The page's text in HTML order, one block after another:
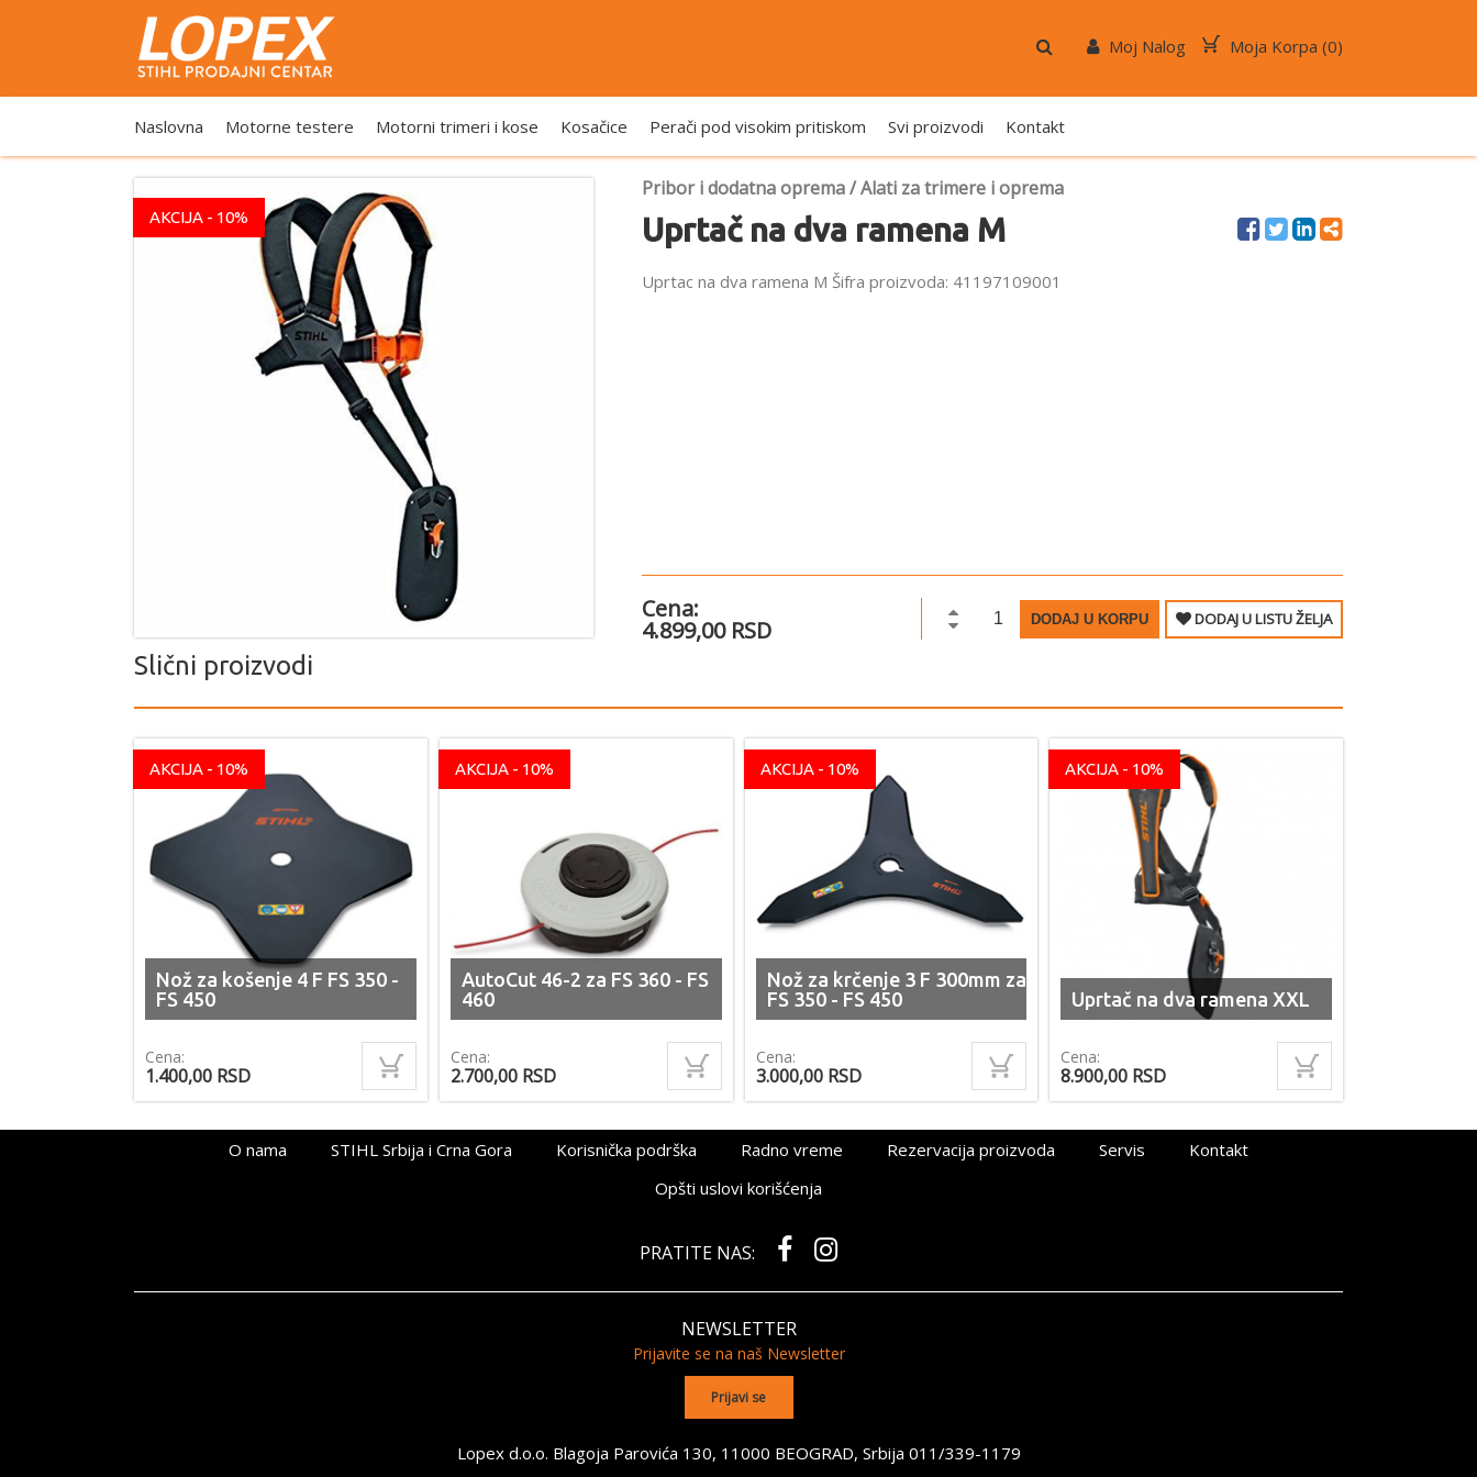
Moja Korpa (0)
Moj Nalog
Naslovna Motorne testere Motorni trimeri i kose Kosačice Perači pod visokim pritiskom Svi proizvodi Kontakt
AKCIJA - 10%
Pribor i dodatna oprema/Alati za trimere i oprema
Uprtač na dva ramena M
Uprtac na dva ramena M Šifra proizvoda: 41197109001
Cena:
4.899,00 RSD DODAJ U KORPU DODAJ U LISTU ŽELJA
Slični proizvodi
AKCIJA - 10%
Nož za košenje 4 F FS 350 -
FS 450
Cena:
1.400,00 RSD
AKCIJA - 10%
AutoCut 46-2 za FS 360 - FS
460
Cena:
2.700,00 RSD
AKCIJA - 10%
Nož za krčenje 3 F 300mm za
FS 350 - FS 450
Cena:
3.000,00 RSD
AKCIJA - 10%
Uprtač na dva ramena XXL
Cena:
8.900,00 RSD
O nama STIHL Srbija i Crna Gora Korisnička podrška Radno vreme Rezervacija proizvoda Servis
Kontakt
Opšti uslovi korišćenja
PRATITE NAS:
NEWSLETTER
Prijavite se na naš Newsletter
Lopex d.o.o. Blagoja Parovića 130, 11000 BEOGRAD, Srbija 011/339-1179